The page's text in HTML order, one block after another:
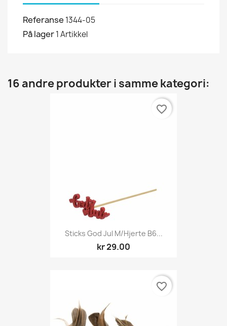
Referanse 1344-05
På lager1 Artikkel
16 andre produkter i samme kategori:
Sticks God Jul M/hjerte B6...
kr 29.00
favorite_border
favorite_border